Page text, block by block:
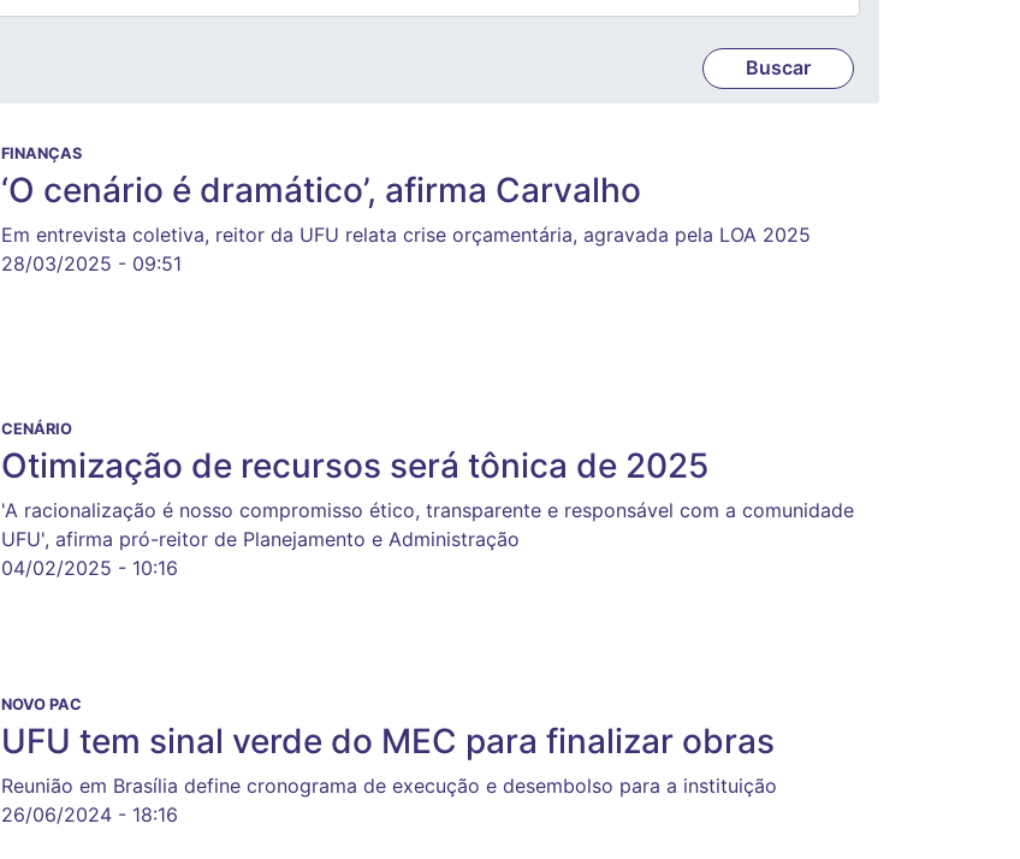
FINANÇAS
‘O cenário é dramático’, afirma Carvalho
Em entrevista coletiva, reitor da UFU relata crise orçamentária, agravada pela LOA 2025
28/03/2025 - 09:51
CENÁRIO
Otimização de recursos será tônica de 2025
'A racionalização é nosso compromisso ético, transparente e responsável com a comunidade
UFU', afirma pró-reitor de Planejamento e Administração
04/02/2025 - 10:16
NOVO PAC
UFU tem sinal verde do MEC para finalizar obras
Reunião em Brasília define cronograma de execução e desembolso para a instituição
26/06/2024 - 18:16